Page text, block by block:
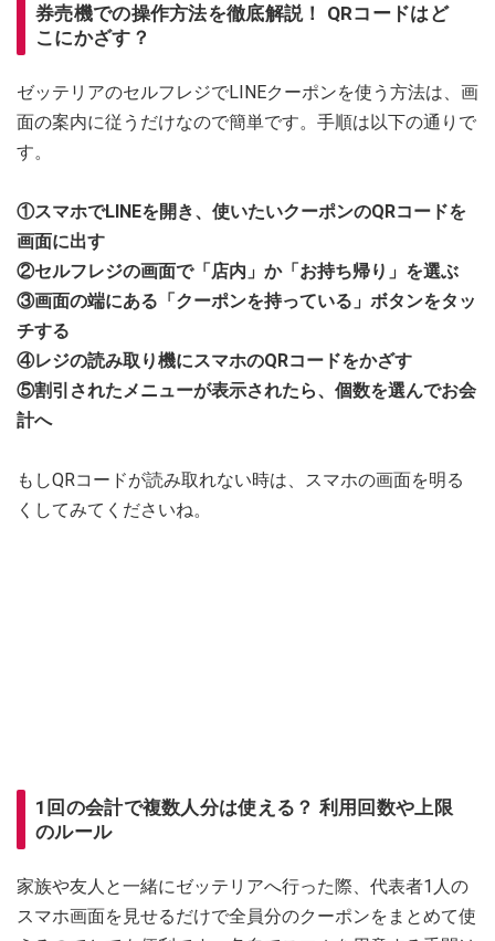
券売機での操作方法を徹底解説！ QRコードはど
こにかざす？
ゼッテリアのセルフレジでLINEクーポンを使う方法は、画
面の案内に従うだけなので簡単です。手順は以下の通りで
す。
①スマホでLINEを開き、使いたいクーポンのQRコードを
画面に出す
②セルフレジの画面で「店内」か「お持ち帰り」を選ぶ
③画面の端にある「クーポンを持っている」ボタンをタッ
チする
④レジの読み取り機にスマホのQRコードをかざす
⑤割引されたメニューが表示されたら、個数を選んでお会
計へ
もしQRコードが読み取れない時は、スマホの画面を明る
くしてみてくださいね。
1回の会計で複数人分は使える？ 利用回数や上限
のルール
家族や友人と一緒にゼッテリアへ行った際、代表者1人の
スマホ画面を見せるだけで全員分のクーポンをまとめて使